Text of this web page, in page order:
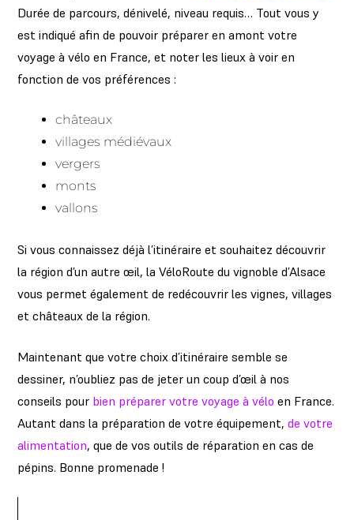
Durée de parcours, dénivelé, niveau requis… Tout vous y
est indiqué afin de pouvoir préparer en amont votre
voyage à vélo en France, et noter les lieux à voir en
fonction de vos préférences :
châteaux
villages médiévaux
vergers
monts
vallons
Si vous connaissez déjà l’itinéraire et souhaitez découvrir
la région d’un autre œil, la VéloRoute du vignoble d’Alsace
vous permet également de redécouvrir les vignes, villages
et châteaux de la région.
Maintenant que votre choix d’itinéraire semble se
dessiner, n’oubliez pas de jeter un coup d’œil à nos
conseils pour bien préparer votre voyage à vélo en France.
Autant dans la préparation de votre équipement,de votre
alimentation, que de vos outils de réparation en cas de
pépins. Bonne promenade !